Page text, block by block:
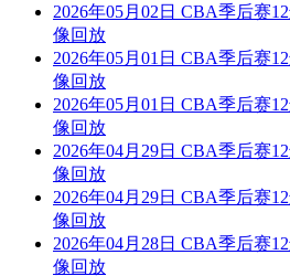
2026年05月02日 CBA季后赛
像回放
2026年05月01日 CBA季后赛
像回放
2026年05月01日 CBA季后赛
像回放
2026年04月29日 CBA季后赛
像回放
2026年04月29日 CBA季后赛
像回放
2026年04月28日 CBA季后赛
像回放